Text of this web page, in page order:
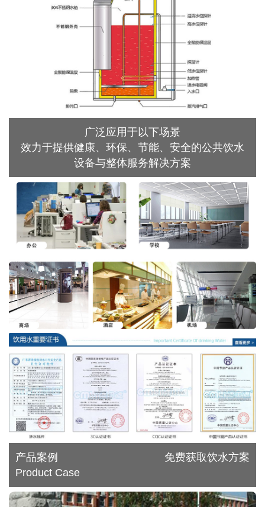
广泛应用于以下场景
效力于提供健康、环保、节能、安全的公共饮水
设备与整体服务解决方案
产品案例
Product Case
免费获取饮水方案